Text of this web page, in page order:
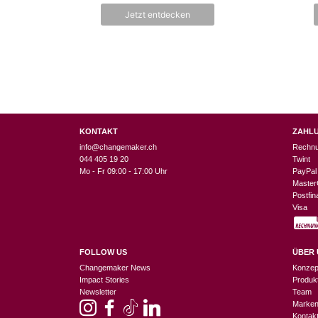
Jetzt entdecken
KONTAKT
info@changemaker.ch
044 405 19 20
Mo - Fr 09:00 - 17:00 Uhr
FOLLOW US
Changemaker News
Impact Stories
Newsletter
Twint
PayPal
Visa
ÜBER
Team
Marken
Kontakt